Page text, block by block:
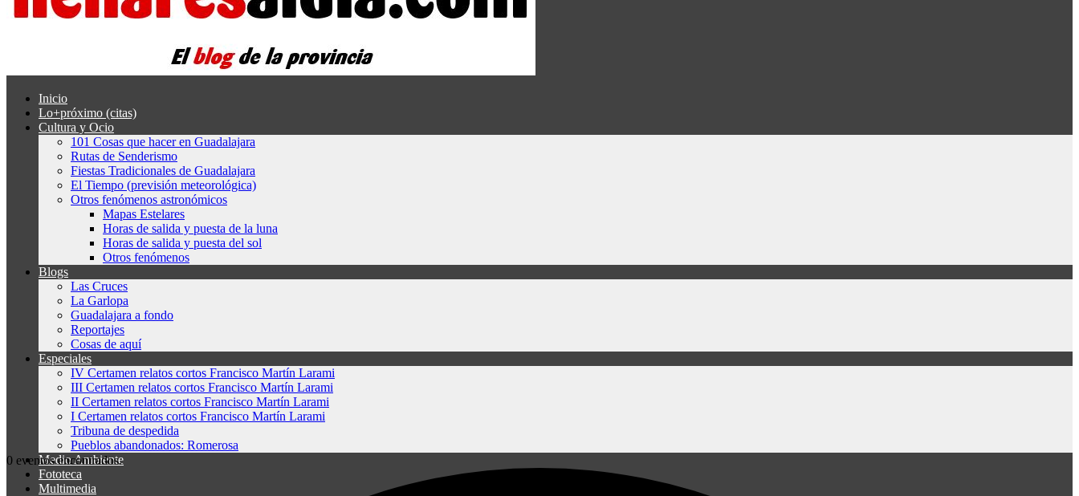
Inicio
Lo+próximo (citas)
Cultura y Ocio
101 Cosas que hacer en Guadalajara
Rutas de Senderismo
Fiestas Tradicionales de Guadalajara
El Tiempo (previsión meteorológica)
Otros fenómenos astronómicos
Mapas Estelares
Horas de salida y puesta de la luna
Horas de salida y puesta del sol
Otros fenómenos
Blogs
Las Cruces
La Garlopa
Guadalajara a fondo
Reportajes
Cosas de aquí
Especiales
IV Certamen relatos cortos Francisco Martín Larami
III Certamen relatos cortos Francisco Martín Larami
II Certamen relatos cortos Francisco Martín Larami
I Certamen relatos cortos Francisco Martín Larami
Tribuna de despedida
Pueblos abandonados: Romerosa
Medio Ambiente
Fototeca
Multimedia
0 eventos encontrados.